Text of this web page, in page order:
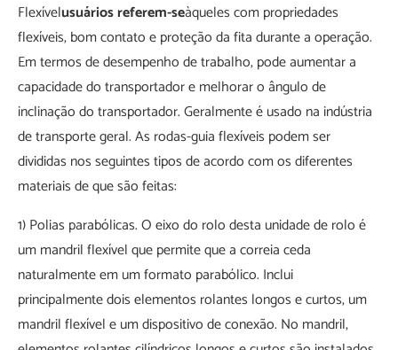
Flexívelusuários referem-seàqueles com propriedades
flexíveis, bom contato e proteção da fita durante a operação.
Em termos de desempenho de trabalho, pode aumentar a
capacidade do transportador e melhorar o ângulo de
inclinação do transportador. Geralmente é usado na indústria
de transporte geral. As rodas-guia flexíveis podem ser
divididas nos seguintes tipos de acordo com os diferentes
materiais de que são feitas:
1) Polias parabólicas. O eixo do rolo desta unidade de rolo é
um mandril flexível que permite que a correia ceda
naturalmente em um formato parabólico. Inclui
principalmente dois elementos rolantes longos e curtos, um
mandril flexível e um dispositivo de conexão. No mandril,